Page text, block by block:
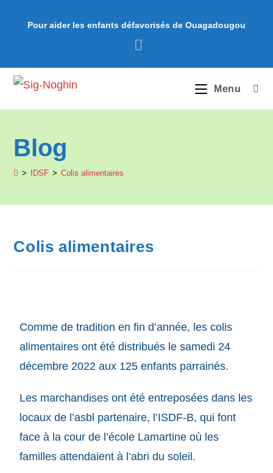
Pour aider les enfants défavorisés de Ouagadougou
Menu
Blog
> IDSF > Colis alimentaires
Colis alimentaires
Comme de tradition en fin d’année, les colis
alimentaires ont été distribués le samedi 24
décembre 2022 aux 125 enfants parrainés.
Les marchandises ont été entreposées dans les
locaux de l’asbl partenaire, l’ISDF-B, qui font
face à la cour de l’école Lamartine où les
familles attendaient à l’abri du soleil.